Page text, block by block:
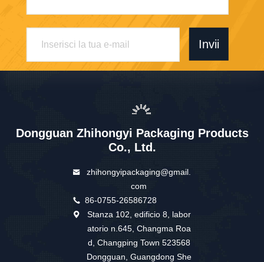
Invii
Dongguan Zhihongyi Packaging Products
Co., Ltd.
zhihongyipackaging@gmail.
com
86-0755-26586728
Stanza 102, edificio 8, labor
atorio n.645, Changma Roa
d, Changping Town 523568
Dongguan, Guangdong She